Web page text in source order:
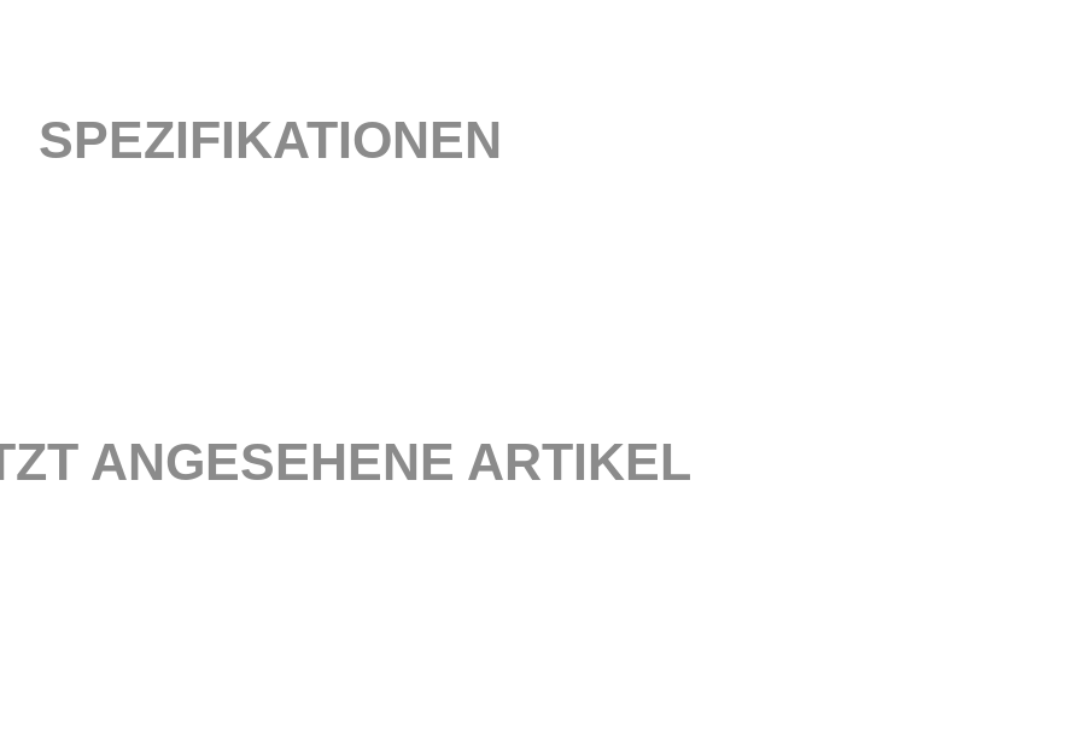
SPEZIFIKATIONEN
ANGESEHENE ARTIKEL